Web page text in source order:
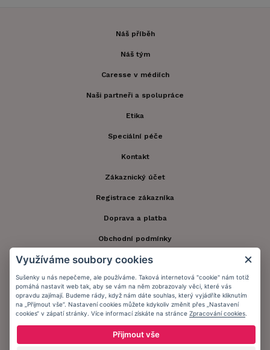
Náš příběh
Náš tým
Caresse v médiích
Naši partneři a spolupráce
Etika
Speciální péče
Kontakt
Zákaznický účet
Registrace zákazníka
Doprava a platba
Obchodní podmínky
Ochrana osobních údajů
Informační memorandum
Zůstaňte s námi v kontaktu.
Využíváme soubory cookies
Sušenky u nás nepečeme, ale používáme. Taková internetová "cookie" nám totiž
pomáhá nastavit web tak, aby se vám na něm zobrazovaly věci, které vás
opravdu zajímají. Budeme rády, když nám dáte souhlas, který vyjádříte kliknutím
na „Přijmout vše“. Nastavení cookies můžete kdykoliv změnit přes „Nastavení
cookies“ v zápatí stránky. Více informací získáte na stránce Zpracování cookies
Přijmout vše